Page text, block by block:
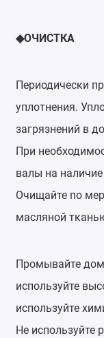
◆ОЧИСТКА
Периодически
уплотнения.
загрязнений в
При
валы на
Очищайте по
масляной
Промывайте
используйте
используйте
Не используйте